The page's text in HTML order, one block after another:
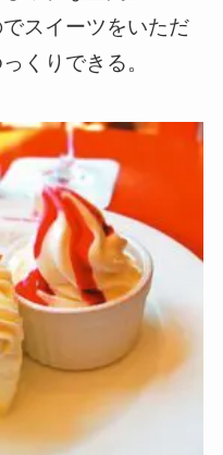
スイーツをいただ
くりできる。